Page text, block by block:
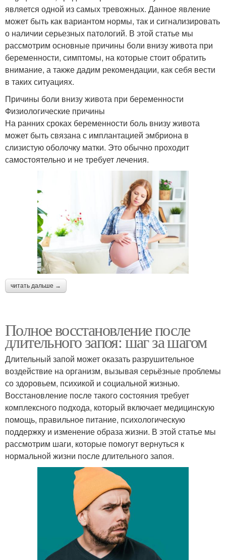
является одной из самых тревожных. Данное явление
может быть как вариантом нормы, так и сигнализировать
о наличии серьезных патологий. В этой статье мы
рассмотрим основные причины боли внизу живота при
беременности, симптомы, на которые стоит обратить
внимание, а также дадим рекомендации, как себя вести
в таких ситуациях.
Причины боли внизу живота при беременности
Физиологические причины
На ранних сроках беременности боль внизу живота
может быть связана с имплантацией эмбриона в
слизистую оболочку матки. Это обычно проходит
самостоятельно и не требует лечения.
читать дальше →
Полное восстановление после
длительного запоя: шаг за шагом
Длительный запой может оказать разрушительное
воздействие на организм, вызывая серьёзные проблемы
со здоровьем, психикой и социальной жизнью.
Восстановление после такого состояния требует
комплексного подхода, который включает медицинскую
помощь, правильное питание, психологическую
поддержку и изменение образа жизни. В этой статье мы
рассмотрим шаги, которые помогут вернуться к
нормальной жизни после длительного запоя.